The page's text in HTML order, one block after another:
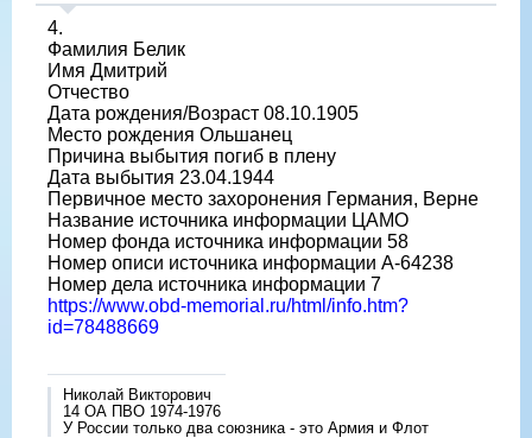
4.
Фамилия Белик
Имя Дмитрий
Отчество
Дата рождения/Возраст 08.10.1905
Место рождения Ольшанец
Причина выбытия погиб в плену
Дата выбытия 23.04.1944
Первичное место захоронения Германия, Верне
Название источника информации ЦАМО
Номер фонда источника информации 58
Номер описи источника информации A-64238
Номер дела источника информации 7
https://www.obd-memorial.ru/html/info.htm?
id=78488669
Николай Викторович
14 ОА ПВО 1974-1976
У России только два союзника - это Армия и Флот